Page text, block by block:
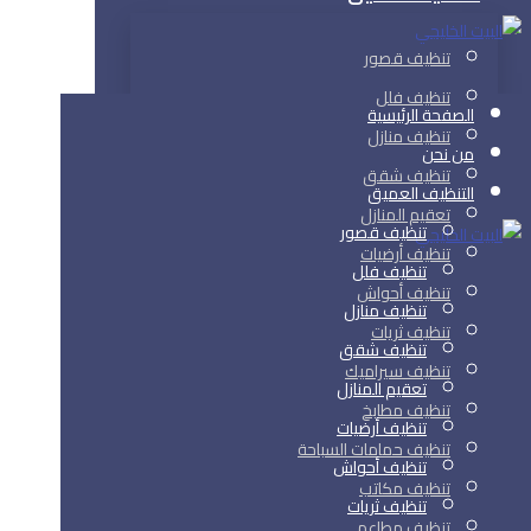
تنظيف قصور
تنظيف فلل
تنظيف منازل
تنظيف شقق
تعقيم المنازل
تنظيف أرضيات
تنظيف أحواش
تنظيف ثريات
تنظيف سيراميك
تنظيف مطابخ
تنظيف حمامات السباحة
تنظيف مكاتب
الصفحة الرئيسية
من نحن
التنظيف العميق
تنظيف قصور
تنظيف فلل
تنظيف منازل
تنظيف شقق
تعقيم المنازل
تنظيف أرضيات
تنظيف أحواش
تنظيف ثريات